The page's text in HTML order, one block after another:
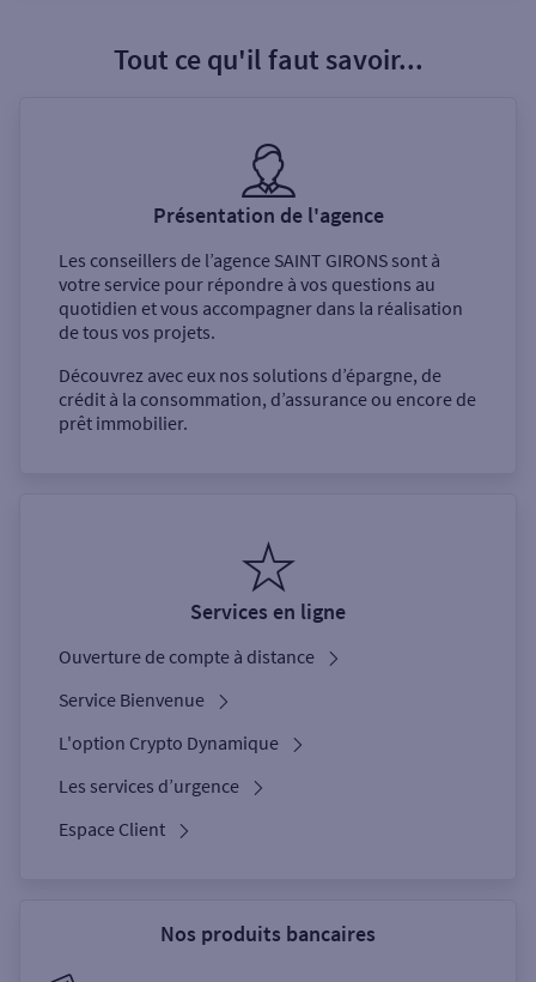
Tout ce qu'il faut savoir...
Présentation de l'agence
Les conseillers de l’agence SAINT GIRONS sont à
votre service pour répondre à vos questions au
quotidien et vous accompagner dans la réalisation
de tous vos projets.
Découvrez avec eux nos solutions d’épargne, de
crédit à la consommation, d’assurance ou encore de
prêt immobilier.
Services en ligne
Ouverture de compte à distance
Service Bienvenue
L'option Crypto Dynamique
Les services d’urgence
Espace Client
Nos produits bancaires